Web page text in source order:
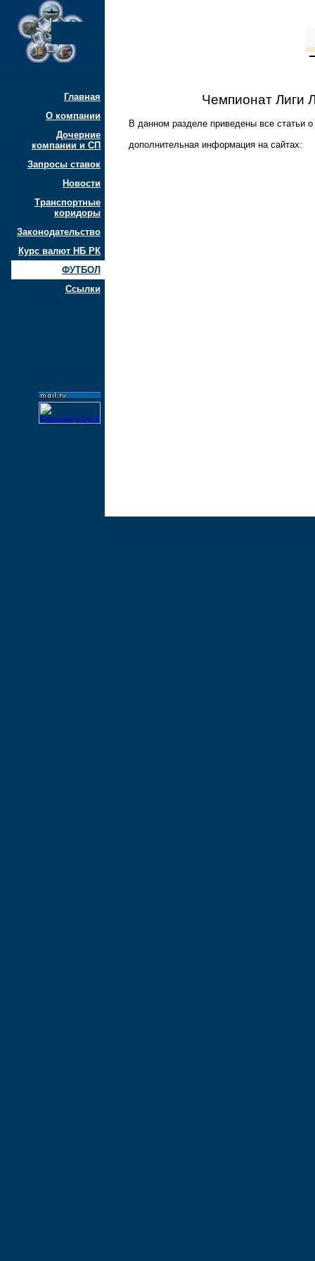
Главная
О компании
Дочерние
компании и СП
Запросы ставок
Новости
Транспортные
коридоры
Законодательство
Курс валют НБ РК
ФУТБОЛ
Ссылки
Чемпионат Лиги
В данном разделе приведены все статьи
дополнительная информация на сайтах: